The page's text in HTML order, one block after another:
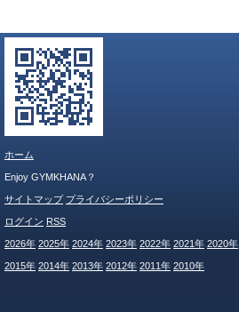
ホーム
Enjoy GYMKHANA？
サイトマップ プライバシーポリシー
ログイン RSS
2026年 2025年 2024年 2023年 2022年 2021年 2020年
2015年 2014年 2013年 2012年 2011年 2010年